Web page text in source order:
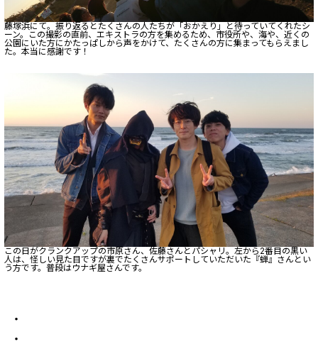
藤塚浜にて。振り返るとたくさんの人たちが「おかえり」と待っていてくれたシ
ーン。この撮影の直前、エキストラの方を集めるため、市役所や、海や、近くの
公園にいた方にかたっぱしから声をかけて、たくさんの方に集まってもらえまし
た。本当に感謝です！
この日がクランクアップの市原さん、佐藤さんとパシャリ。左から2番目の黒い
人は、怪しい見た目ですが裏でたくさんサポートしていただいた『蝉』さんとい
う方です。普段はウナギ屋さんです。
・
・